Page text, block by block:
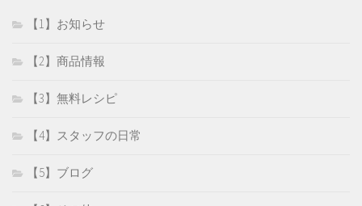
【1】お知らせ
【2】商品情報
【3】無料レシピ
【4】スタッフの日常
【5】ブログ